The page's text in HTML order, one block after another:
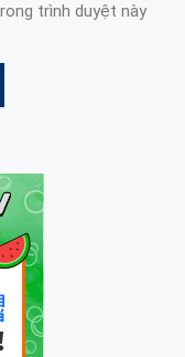
trình duyệt này